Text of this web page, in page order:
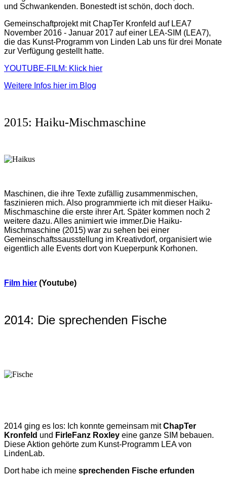
und Schwankenden. Bonestedt ist schön, doch doch.
Gemeinschaftprojekt mit ChapTer Kronfeld auf LEA7
November 2016 - Januar 2017 auf einer LEA-SIM (LEA7),
die das Kunst-Programm von Linden Lab uns für drei Monate
zur Verfügung gestellt hatte.
YOUTUBE-FILM: Klick hier
Weitere Infos hier im Blog
2015: Haiku-Mischmaschine
Maschinen, die ihre Texte zufällig zusammenmischen,
faszinieren mich. Also programmierte ich mit dieser Haiku-
Mischmaschine die erste ihrer Art. Später kommen noch 2
weitere dazu. Alles animiert wie immer.Die Haiku-
Mischmaschine (2015) war zu sehen bei einer
Gemeinschaftssausstellung im Kreativdorf, organisiert wie
eigentlich alle Events dort von Kueperpunk Korhonen.
Film hier (Youtube)
2014: Die sprechenden Fische
2014 ging es los: Ich konnte gemeinsam mitChapTer
Kronfeld und FirleFanz Roxley eine ganze SIM bebauen.
Diese Aktion gehörte zum Kunst-Programm LEA von
LindenLab.
Dort habe ich meine sprechenden Fische erfunden